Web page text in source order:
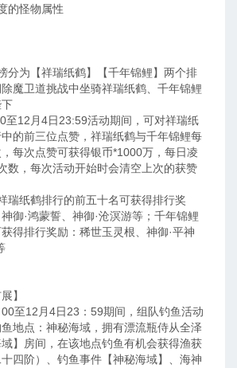
的怪物属性
分为【祥瑞纸鹤】【千年锦鲤】两个排
魔卫道挑战中坐骑祥瑞纸鹤、千年锦鲤
至12月4日23:59活动期间，可对祥瑞纸
的前三位点赞，祥瑞纸鹤与千年锦鲤每
每次点赞可获得银币*1000万，每日凌
数，每次活动开始时会清空上次的获赞
瑞纸鹤排行的前五十名可获得排行奖
御·鸿蒙誓、神御·沧溟游等；千年锦鲤
得排行奖励：稀世玉灵根、神御·平神
】
至12月4日23：59期间，组队钓鱼活动
地点：神秘海域，拥有漂流瓶侍从全泽
】房间，在该地点钓鱼有机会获得渔获
四阶）、钓鱼事件【神秘海域】、海神